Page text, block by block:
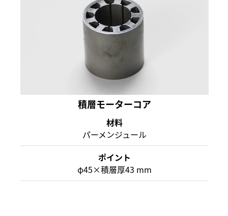
積層モーターコア
材料
パーメンジュール
ポイント
φ45×積層厚43 mm